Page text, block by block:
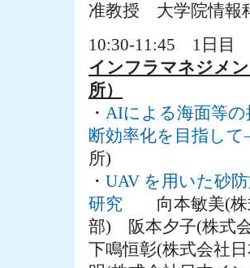
准教授 大学院情報
10:30-11:45 1日目
インフラマネジ
所）
・ AIによる海面等
断効率化を目指し
所)
・ UAV を用いた砂
研究 向本敏美(株
部) 阪本夕子(株式
下鳴恒彰(株式会社